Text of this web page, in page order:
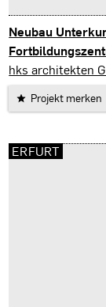
Neubau
Erfurt
hks architekten
Projekt merken
ERFURT